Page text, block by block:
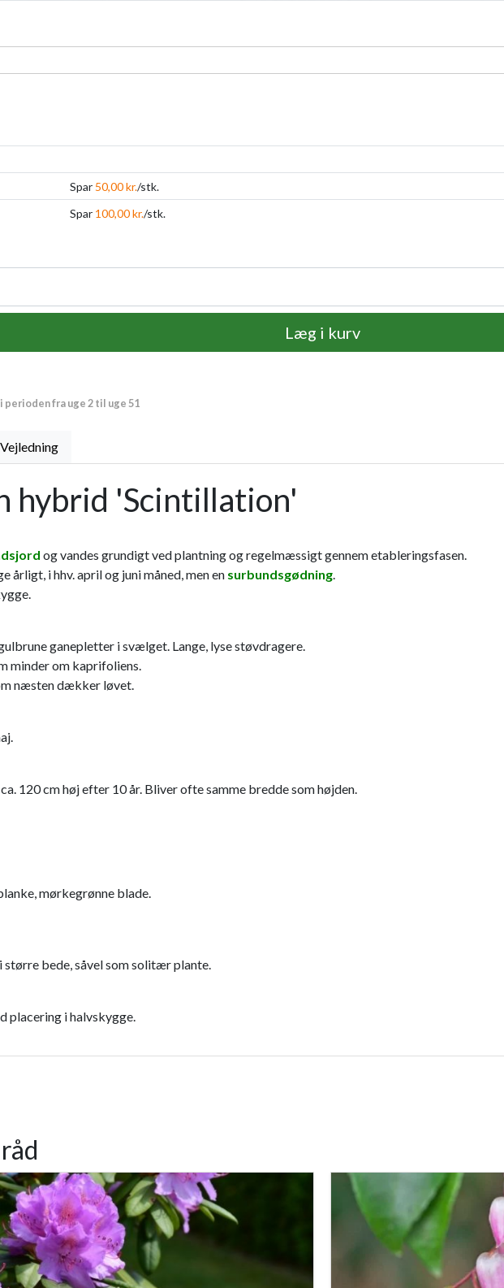
Spar 50,00 kr./stk.
Spar 100,00 kr./stk.
Læg i kurv
fra uge 2 til uge 51
Vejledning
hybrid 'Scintillation'
og vandes grundigt ved plantning og regelmæssigt gennem etableringsfasen.
årligt, i hhv. april og juni måned, men en surbundsgødning.
ganepletter i svælget. Lange, lyse støvdragere.
minder om kaprifoliens.
næsten dækker løvet.
120 cm høj efter 10 år. Bliver ofte samme bredde som højden.
mørkegrønne blade.
større bede, såvel som solitær plante.
placering i halvskygge.